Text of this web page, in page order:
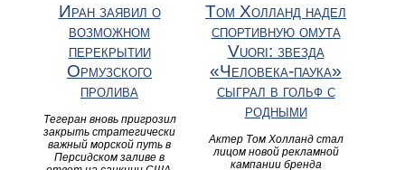
Иран заявил о
возможном
перекрытии
Ормузского
пролива
Тегеран вновь пригрозил
закрыть стратегически
важный морской путь в
Персидском заливе в
Том Холланд надел
спортивную омута
Vuori: звезда
«Человека-паука»
сыграл в гольф с
родными
Актер Том Холланд стал
лицом новой рекламной
кампании бренда